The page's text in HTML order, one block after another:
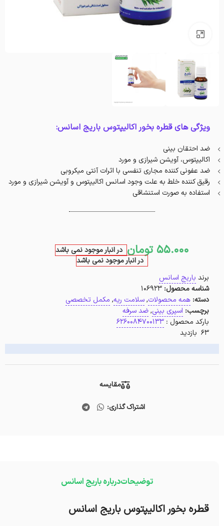
ویژگی های قطره بخور اکالیپتوس باریج اسانس:
ضد احتقان بینی
اکالیپتوس، آویشن شیرازی و مورد
ضد عفونی کننده مجاری تنفسی با اثرات آنتی میکروبی
رقیق کننده خلط به علت وجود اسانس اکالیپتوس و آویشن شیرازی و مورد
استفاده به صورت استنشاقی
55.000 تومان در انبار موجود نمی باشد
در انبار موجود نمی باشد
برند باریج اسانس
شناسه محصول: 106923
دسته: همه محصولات,سلامت ریه, مکمل تخصصی
برچسب: اسپری بینی,ضد سرفه
بارکد محصول : 6260084700133
63 بازدید
مقایسه
اشتراک گذاری:
توضیحاتدرباره باریج اسانس
قطره بخور اکالیپتوس باریج اسانس